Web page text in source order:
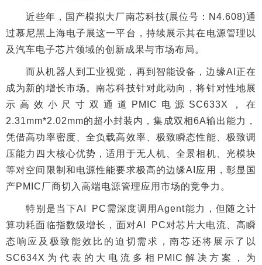
近些年，国产模拟大厂南芯科技(展位号：N4.608)通
过慕尼黑上海电子展这一平台，持续展示其在电源管理以
及‌汽车电子芯片‌领域的创新成果与市场布局。
而从机器人到工业视觉，再到智能设备，边缘AI正在
成为新的增长市场。南芯科技针对此动向，将针对性地展
示高效小尺寸双通道PMIC电源SC633X，在
2.31mm*2.02mm的超小封装内，集成双相6A输出能力，
凭借高功率密度、全负载高效率、极致瞬态性能、极致调
压能力四大核心优势，适用于无人机、全景相机、光模块
等对空间限制和电源性能要求极高的边缘AI应用，彰显国
产PMIC厂商切入高端电源管理应用市场的竞争力。
特别是当下AI PC需深度调用Agent能力，但随之计
算功耗面临指数级增长，面对AI PC对芯片大电流、高瞬
态响应及极致能效比的迫切需求，南芯还将展示了以
SC634X为代表的大电流多相PMIC解决方案，为